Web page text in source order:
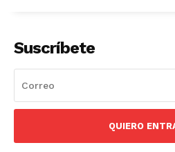
Suscríbete
QUIERO